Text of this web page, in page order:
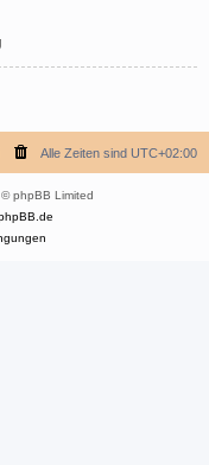
Alle Zeiten sind UTC+02:00
phpBB Limited